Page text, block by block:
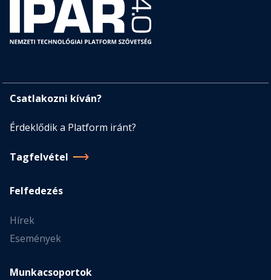
Csatlakozni kíván?
Érdeklődik a Platform iránt?
Tagfelvétel
Felfedezés
Hírek
Események
Munkacsoportok